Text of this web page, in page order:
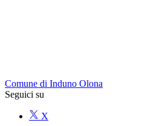
Comune di Induno Olona
Seguici su
X